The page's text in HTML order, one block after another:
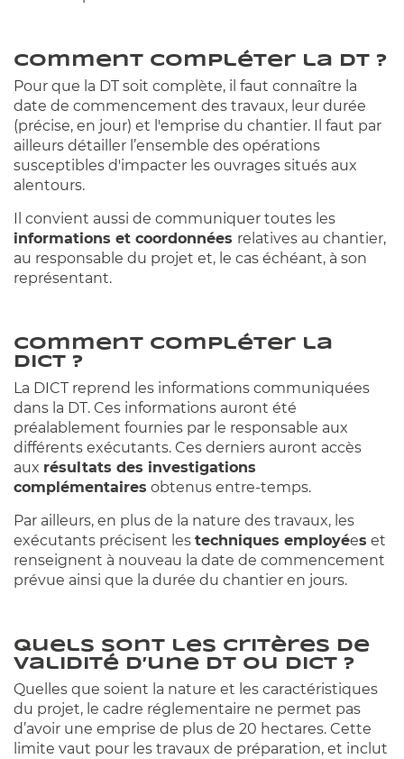
Comment compléter la DT ?
Pour que la DT soit complète, il faut connaître la
date de commencement des travaux, leur durée
(précise, en jour) et l'emprise du chantier. Il faut par
ailleurs détailler l’ensemble des opérations
susceptibles d'impacter les ouvrages situés aux
alentours.
Il convient aussi de communiquer toutes les
informations et coordonnées relatives au chantier,
au responsable du projet et, le cas échéant, à son
représentant.
Comment compléter la
DICT ?
La DICT reprend les informations communiquées
dans la DT. Ces informations auront été
préalablement fournies par le responsable aux
différents exécutants. Ces derniers auront accès
aux résultats des investigations
complémentaires obtenus entre-temps.
Par ailleurs, en plus de la nature des travaux, les
exécutants précisent les techniques employées et
renseignent à nouveau la date de commencement
prévue ainsi que la durée du chantier en jours.
Quels sont les critères de
validité d’une DT ou DICT ?
Quelles que soient la nature et les caractéristiques
du projet, le cadre réglementaire ne permet pas
d’avoir une emprise de plus de 20 hectares. Cette
limite vaut pour les travaux de préparation, et inclut